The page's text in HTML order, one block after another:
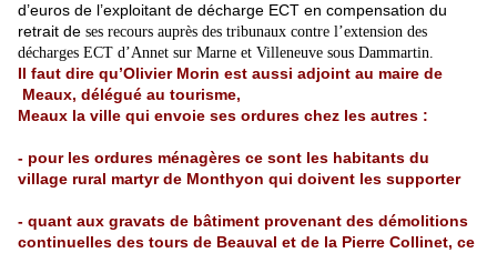
d’euros de l’exploitant de décharge ECT en compensation du
retrait de ses recours auprès des tribunaux contre l’extension des
décharges ECT d’Annet sur Marne et Villeneuve sous Dammartin.
Il faut dire qu’Olivier Morin est aussi adjoint au maire de
Meaux, délégué au tourisme,
Meaux la ville qui envoie ses ordures chez les autres :
- pour les ordures ménagères ce sont les habitants du
village rural martyr de Monthyon qui doivent les supporter
- quant aux gravats de bâtiment provenant des démolitions
continuelles des tours de Beauval et de la Pierre Collinet, ce